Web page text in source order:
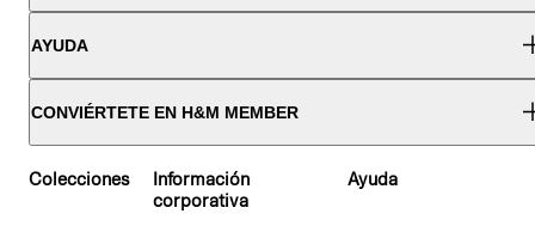
AYUDA
CONVIÉRTETE EN H&M MEMBER
Colecciones
Información
corporativa
Ayuda